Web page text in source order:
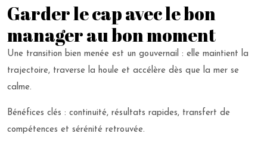
Garder le cap avec le bon
manager au bon moment
Une transition bien menée est un gouvernail : elle maintient la
trajectoire, traverse la houle et accélère dès que la mer se
calme.
Bénéfices clés : continuité, résultats rapides, transfert de
compétences et sérénité retrouvée.